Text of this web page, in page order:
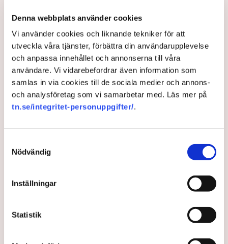
Denna webbplats använder cookies
Vi använder cookies och liknande tekniker för att
utveckla våra tjänster, förbättra din användarupplevelse
och anpassa innehållet och annonserna till våra
användare. Vi vidarebefordrar även information som
samlas in via cookies till de sociala medier och annons-
och analysföretag som vi samarbetar med. Läs mer på
tn.se/integritet-personuppgifter/.
Nödvändig
Inställningar
Statistik
bästa i världen”
EU-kommissionen vill få fler européer att spara
pengar i aktier och Sverige och svenska ISK-konton
ses som ett mönsterexempel på hur det ska gå till. I
tidningen Bloomberg beskrivs det svenska
aktiesparandet som ”en nationalsport”, rapporterar
SvD.
11 months ago | Av: Redaktionen